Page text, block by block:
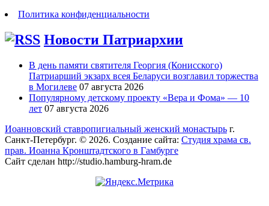
Политика конфиденциальности
Новости Патриархии
В день памяти святителя Георгия (Конисского)
Патриарший экзарх всея Беларуси возглавил торжества
в Могилеве 07 августа 2026
Популярному детскому проекту «Вера и Фома» — 10
лет 07 августа 2026
Иоанновский ставропигиальный женский монастырь г.
Санкт-Петербург. © 2026. Создание сайта: Студия храма св.
прав. Иоанна Кронштадтского в Гамбурге
Сайт сделан http://studio.hamburg-hram.de